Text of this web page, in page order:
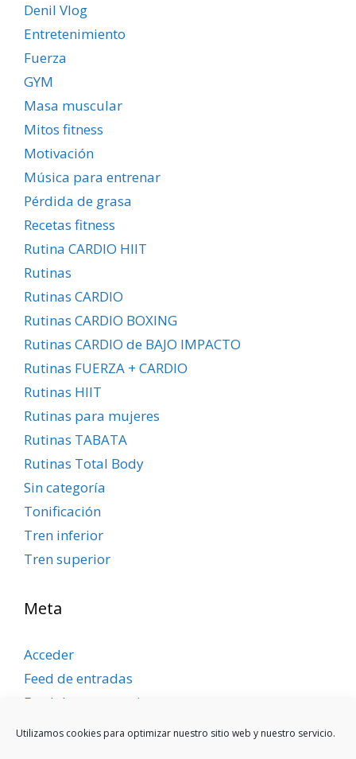
Utilizamos cookies para optimizar nuestro sitio web y nuestro servicio.
Denil Vlog
Entretenimiento
Fuerza
GYM
Masa muscular
Mitos fitness
Motivación
Música para entrenar
Pérdida de grasa
Recetas fitness
Rutina CARDIO HIIT
Rutinas
Rutinas CARDIO
Rutinas CARDIO BOXING
Rutinas CARDIO de BAJO IMPACTO
Rutinas FUERZA + CARDIO
Rutinas HIIT
Rutinas para mujeres
Rutinas TABATA
Rutinas Total Body
Sin categoría
Tonificación
Tren inferior
Tren superior
Meta
Acceder
Feed de entradas
Feed de comentarios
WordPress.org